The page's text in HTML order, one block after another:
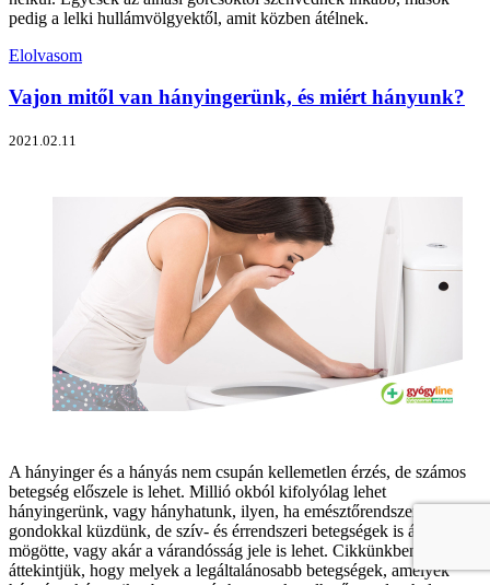
pedig a lelki hullámvölgyektől, amit közben átélnek.
Elolvasom
Vajon mitől van hányingerünk, és miért hányunk?
2021.02.11
A hányinger és a hányás nem csupán kellemetlen érzés, de számos
betegség előszele is lehet. Millió okból kifolyólag lehet
hányingerünk, vagy hányhatunk, ilyen, ha emésztőrendszeri
gondokkal küzdünk, de szív- és érrendszeri betegségek is állhatnak
mögötte, vagy akár a várandósság jele is lehet. Cikkünkben
áttekintjük, hogy melyek a legáltalánosabb betegségek, amelyek